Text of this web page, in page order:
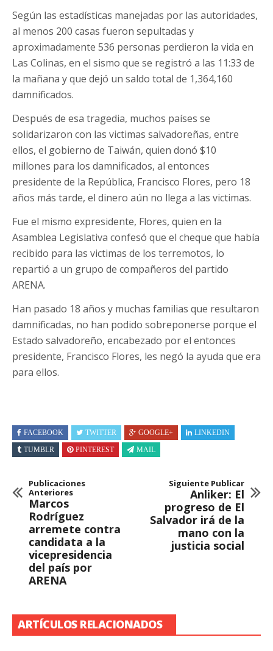
Según las estadísticas manejadas por las autoridades,
al menos 200 casas fueron sepultadas y
aproximadamente 536 personas perdieron la vida en
Las Colinas, en el sismo que se registró a las 11:33 de
la mañana y que dejó un saldo total de 1,364,160
damnificados.
Después de esa tragedia, muchos países se
solidarizaron con las victimas salvadoreñas, entre
ellos, el gobierno de Taiwán, quien donó $10
millones para los damnificados, al entonces
presidente de la República, Francisco Flores, pero 18
años más tarde, el dinero aún no llega a las victimas.
Fue el mismo expresidente, Flores, quien en la
Asamblea Legislativa confesó que el cheque que había
recibido para las victimas de los terremotos, lo
repartió a un grupo de compañeros del partido
ARENA.
Han pasado 18 años y muchas familias que resultaron
damnificadas, no han podido sobreponerse porque el
Estado salvadoreño, encabezado por el entonces
presidente, Francisco Flores, les negó la ayuda que era
para ellos.
FACEBOOK TWITTER GOOGLE+
LINKEDIN
TUMBLR
PINTEREST MAIL
Publicaciones
Anteriores
Marcos
Rodríguez
arremete contra
candidata a la
vicepresidencia
del país por
ARENA
Siguiente Publicar
Anliker: El
progreso de El
Salvador irá de la
mano con la
justicia social
ARTÍCULOS RELACIONADOS